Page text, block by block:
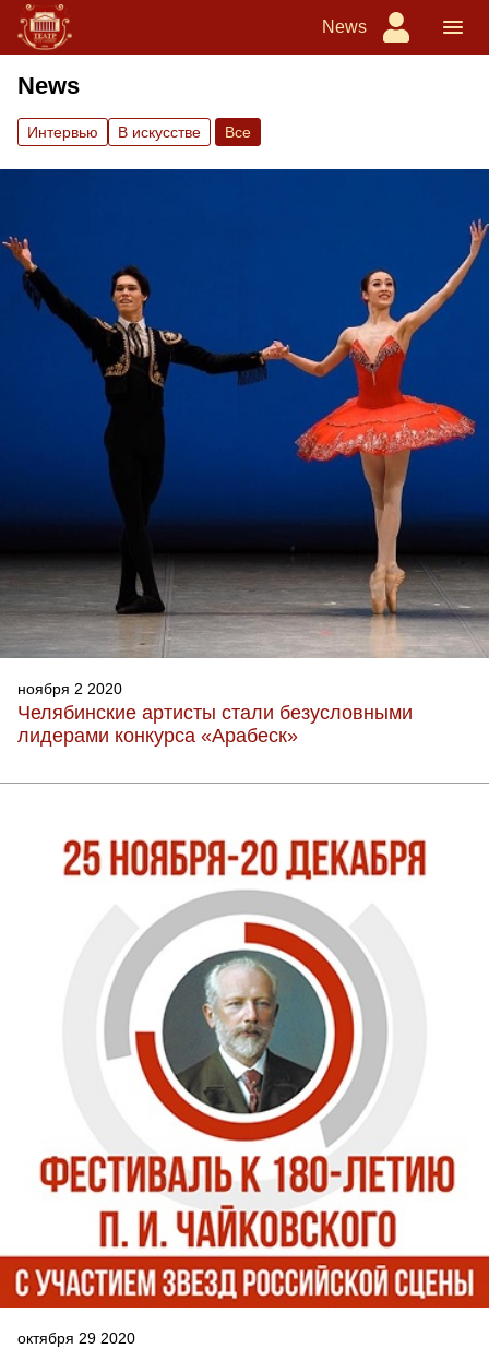
News
News
Интервью В искусстве Вce
ноября 2 2020
Челябинские артисты стали безусловными
лидерами конкурса «Арабеск»
октября 29 2020